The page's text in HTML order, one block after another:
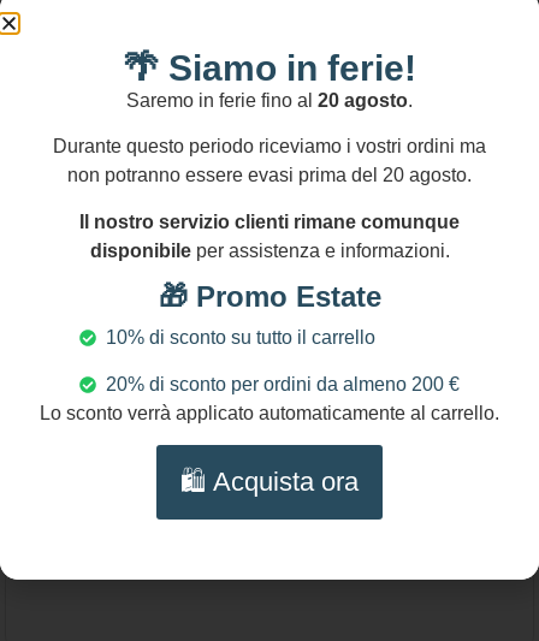
28,00€ - 120,00€
Bracciale Testa di Moro Siciliano – Bracciale
🌴 Siamo in ferie!
Saremo in ferie fino al 20 agosto.
Durante questo periodo riceviamo i vostri ordini ma
non potranno essere evasi prima del 20 agosto.
Il nostro servizio clienti rimane comunque
disponibileper assistenza e informazioni.
🎁 Promo Estate
10% di sconto su tutto il carrello
20% di sconto per ordini da almeno 200 €
Lo sconto verrà applicato automaticamente al carrello.
🛍️ Acquista ora